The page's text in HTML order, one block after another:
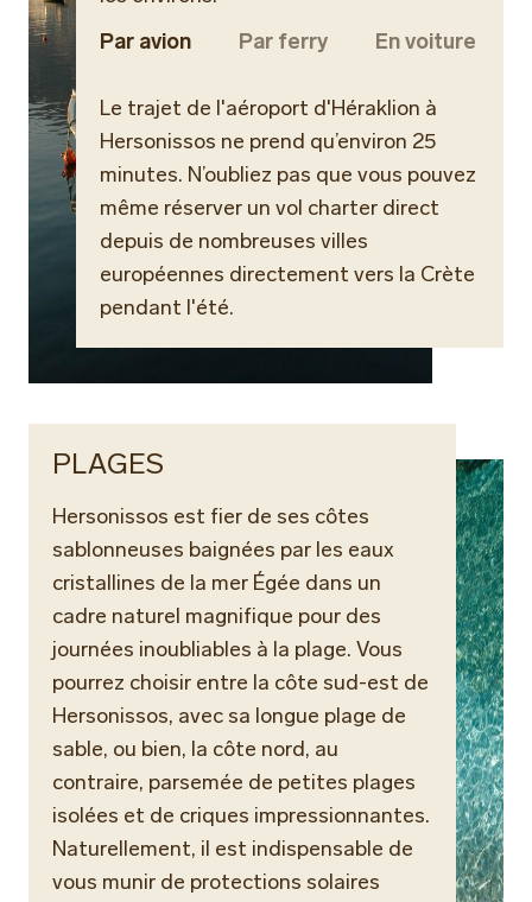
Par avion
Par ferry En voiture
Le trajet de l'aéroport d'Héraklion à
Hersonissos ne prend qu’environ 25
minutes. N’oubliez pas que vous pouvez
même réserver un vol charter direct
depuis de nombreuses villes
européennes directement vers la Crète
pendant l'été.
PLAGES
Hersonissos est fier de ses côtes
sablonneuses baignées par les eaux
cristallines de la mer Égée dans un
cadre naturel magnifique pour des
journées inoubliables à la plage. Vous
pourrez choisir entre la côte sud-est de
Hersonissos, avec sa longue plage de
sable, ou bien, la côte nord, au
contraire, parsemée de petites plages
isolées et de criques impressionnantes.
Naturellement, il est indispensable de
vous munir de protections solaires